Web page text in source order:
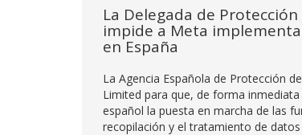
La Delegada de
impide a Meta
en España
La Agencia Española de Protección
Limited para que, de forma
español la puesta en marcha de las
recopilación y el tratamiento de